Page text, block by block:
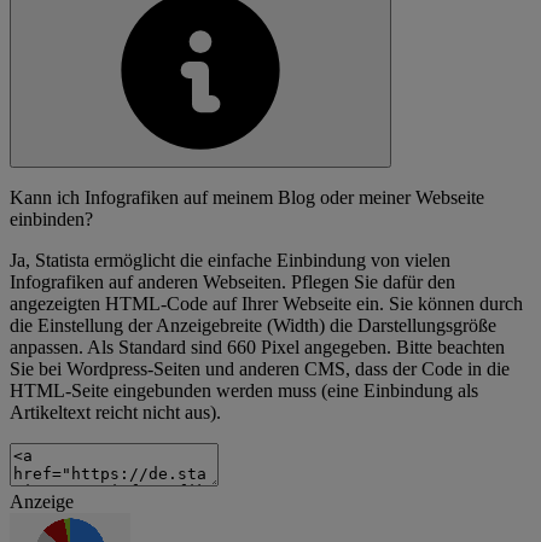
Kann ich Infografiken auf meinem Blog oder meiner Webseite
einbinden?
Ja, Statista ermöglicht die einfache Einbindung von vielen
Infografiken auf anderen Webseiten. Pflegen Sie dafür den
angezeigten HTML-Code auf Ihrer Webseite ein. Sie können durch
die Einstellung der Anzeigebreite (Width) die Darstellungsgröße
anpassen. Als Standard sind 660 Pixel angegeben. Bitte beachten
Sie bei Wordpress-Seiten und anderen CMS, dass der Code in die
HTML-Seite eingebunden werden muss (eine Einbindung als
Artikeltext reicht nicht aus).
Anzeige